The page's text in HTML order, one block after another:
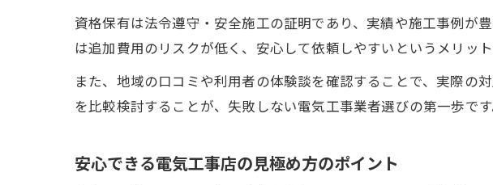
資格保有者が在
電気工事は
有資格者
資格保有は法令遵守・安全施工の証明であり、実績や施工事例が
は追加費用のリスクが低く、安心して依頼しやすいというメリット
また、地域の口コミや利用者の体験談を確認することで、実際の
を比較検討することが、失敗しない電気工事業者選びの第一歩です
安心できる電気工事店の見極め方のポイント